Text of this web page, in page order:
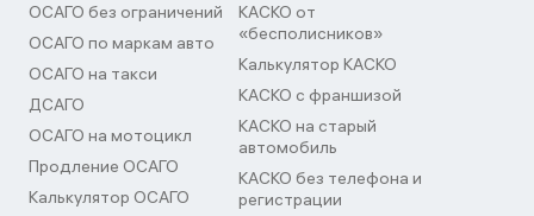
ОСАГО без ограничений
ОСАГО по маркам авто
ОСАГО на такси
ДСАГО
ОСАГО на мотоцикл
Продление ОСАГО
Калькулятор ОСАГО
КАСКО от
«бесполисников»
Калькулятор КАСКО
КАСКО с франшизой
КАСКО на старый
автомобиль
КАСКО без телефона и
регистрации